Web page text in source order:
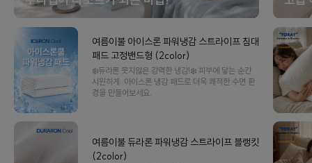
여름이불 아이스론 파워냉감 스트라이프 침대
패드 고정밴드형 (2color)
❄️듀라론 못지않은 강력한 냉감!❄️ 피부에 닿는 순간
시원하게. 아이스론 냉감 패드로 더욱 쾌적한 수면 환
경을 만들어보세요.
여름이불 듀라론 파워냉감 스트라이프 블랭킷
(2color)